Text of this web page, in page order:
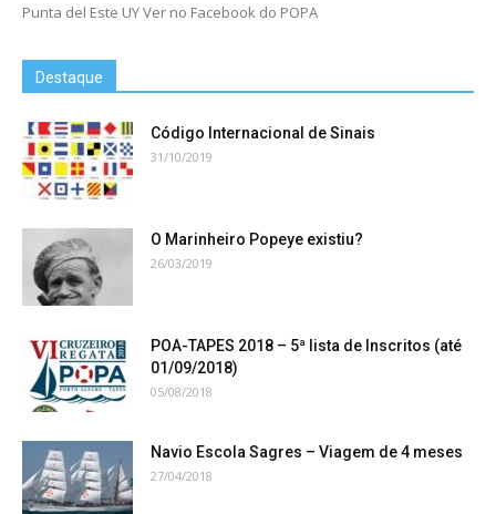
Punta del Este UY Ver no Facebook do POPA
Destaque
Código Internacional de Sinais
31/10/2019
O Marinheiro Popeye existiu?
26/03/2019
POA-TAPES 2018 – 5ª lista de Inscritos (até
01/09/2018)
05/08/2018
Navio Escola Sagres – Viagem de 4 meses
27/04/2018